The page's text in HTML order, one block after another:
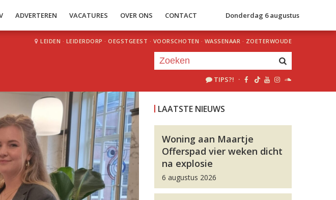
ADVERTEREN VACATURES OVER ONS CONTACT Donderdag 6 augustus
LEIDEN · LEIDERDORP · OEGSTGEEST · VOORSCHOTEN · WASSENAAR · ZOETERWOUDE
TIPS?! ·
LAATSTE NIEUWS
Woning aan Maartje
Offerspad vier weken dicht
na explosie
6 augustus 2026